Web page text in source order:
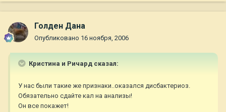
Голден Дана
Опубликовано 16 ноября, 2006
Кристина и Ричард сказал:
У нас были такие же признаки..оказался дисбактериоз.
Обязательно сдайте кал на анализы!
Он все покажет!